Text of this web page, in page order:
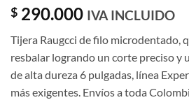
$ 290.000 IVA INCLUIDO
Tijera Raugcci de filo microdentado,
resbalar logrando un corte preciso y
de alta dureza 6 pulgadas, línea
más exigentes. Envíos a toda